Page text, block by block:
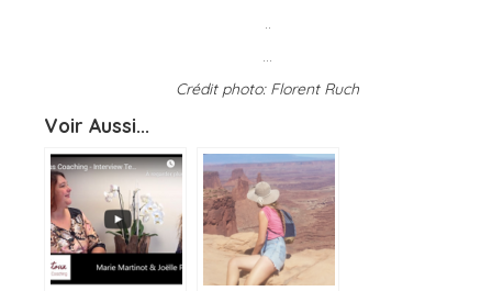
..
…
Crédit photo: Florent Ruch
Voir Aussi...